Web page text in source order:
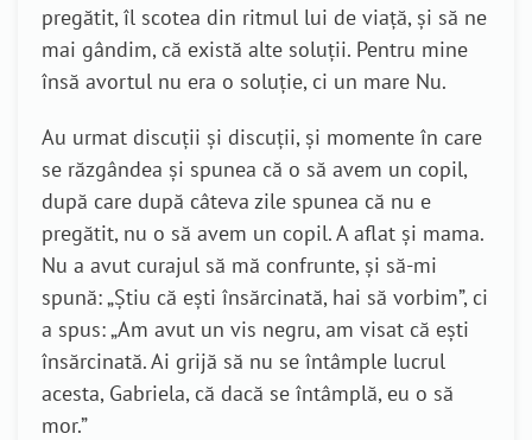
pregătit, îl scotea din ritmul lui de viață, și să ne
mai gândim, că există alte soluții. Pentru mine
însă avortul nu era o soluție, ci un mare Nu.
Au urmat discuții și discuții, și momente în care
se răzgândea și spunea că o să avem un copil,
după care după câteva zile spunea că nu e
pregătit, nu o să avem un copil. A aflat și mama.
Nu a avut curajul să mă confrunte, și să-mi
spună: „Știu că ești însărcinată, hai să vorbim”, ci
a spus: „Am avut un vis negru, am visat că ești
însărcinată. Ai grijă să nu se întâmple lucrul
acesta, Gabriela, că dacă se întâmplă, eu o să
mor.”